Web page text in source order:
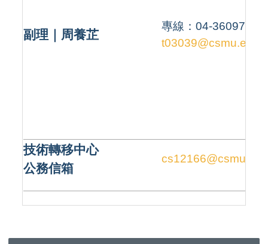
副理｜周養芷
專線：04-36097293
t03039
技術轉移中心
公務信箱